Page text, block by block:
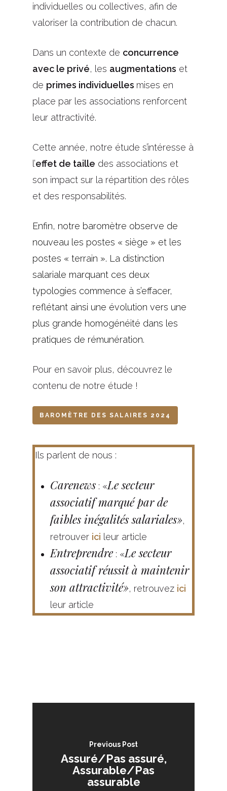
individuelles ou collectives, afin de
valoriser la contribution de chacun.
Dans un contexte de concurrence
avec le privé, les augmentations et
de primes individuelles mises en
place par les associations renforcent
leur attractivité.
Cette année, notre étude s’intéresse à
l’effet de taille des associations et
son impact sur la répartition des rôles
et des responsabilités.
Enfin, notre baromètre observe de
nouveau les postes « siège » et les
postes « terrain ». La distinction
salariale marquant ces deux
typologies commence à s’effacer,
reflétant ainsi une évolution vers une
plus grande homogénéité dans les
pratiques de rémunération.
Pour en savoir plus, découvrez le
contenu de notre étude !
BAROMÈTRE DES SALAIRES 2024
Ils parlent de nous :
Carenews : «Le secteur
associatif marqué par de
faibles inégalités salariales»,
retrouver ici leur article
Entreprendre: «Le secteur
associatif réussit à maintenir
son attractivité», retrouvez ici
leur article
Previous Post
Assuré/Pas assuré,
Assurable/Pas
assurable